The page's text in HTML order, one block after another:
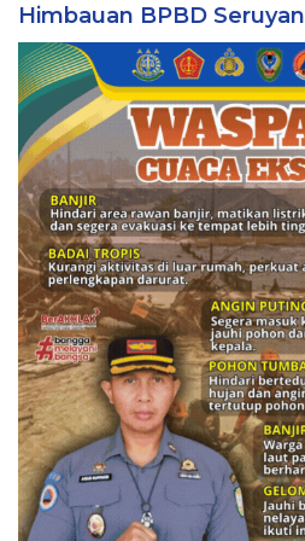
Himbauan BPBD Seruyan